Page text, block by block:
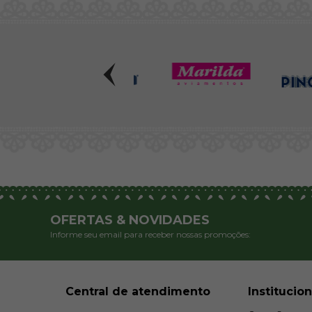
OFERTAS & NOVIDADES
Informe seu email para receber nossas promoções:
Central de atendimento